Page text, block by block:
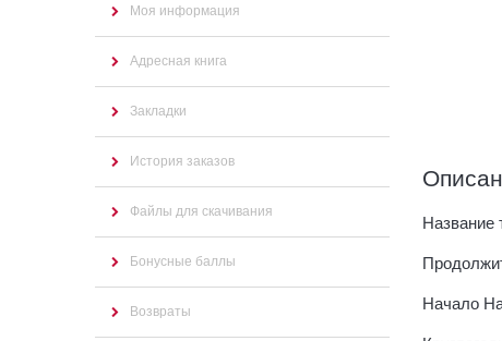
Моя информация
Адресная книга
Закладки
История заказов
Файлы для скачивания
Бонусные баллы
Возвраты
Название
Начало